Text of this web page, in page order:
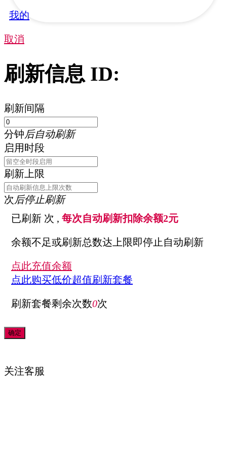
我的
取消
刷新信息 ID:
刷新间隔
分钟后自动刷新
启用时段
刷新上限
次 后停止刷新
已刷新 次 , 每次自动刷新扣除余额2元
余额不足或刷新总数达上限即停止自动刷新
点此充值余额
点此购买低价超值刷新套餐
刷新套餐剩余次数0次
关注客服